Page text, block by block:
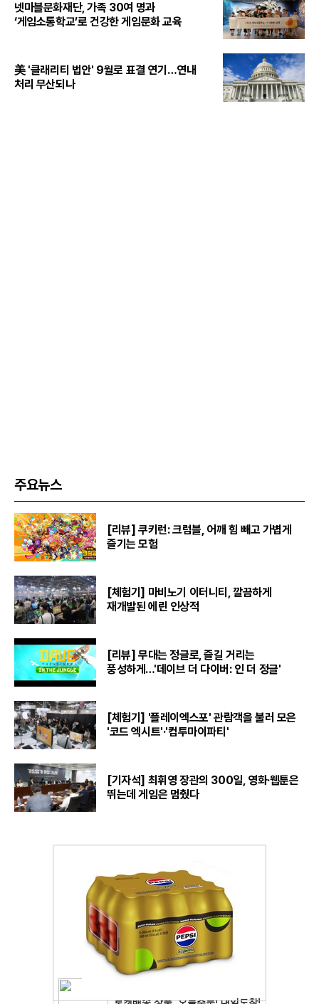
넷마블문화재단, 가족 30여 명과
‘게임소통학교’로 건강한 게임문화 교육
美 '클래리티 법안' 9월로 표결 연기…연내
처리 무산되나
주요뉴스
[리뷰] 쿠키런: 크럼블, 어깨 힘 빼고 가볍게
즐기는 모험
[체험기] 마비노기 이터니티, 깔끔하게
재개발된 에린 인상적
[리뷰] 무대는 정글로, 즐길 거리는
풍성하게…'데이브 더 다이버: 인 더 정글'
[체험기] '플레이엑스포' 관람객을 불러 모은
'코드 엑시트'·'컴투마이파티'
[기자석] 최휘영 장관의 300일, 영화·웹툰은
뛰는데 게임은 멈췄다